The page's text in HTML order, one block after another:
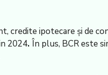
credite ipotecare și de
2024. În plus, BCR este